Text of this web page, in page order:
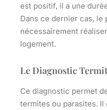
est positif, il a une
Dans ce dernier cas, le
nécessairement
logement.
Le Diagnostic
Ce diagnostic permet
termites ou parasites. Il